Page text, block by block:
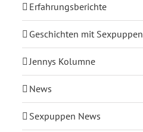
Erfahrungsberichte
Geschichten mit Sexpuppen
Jennys Kolumne
News
Sexpuppen News